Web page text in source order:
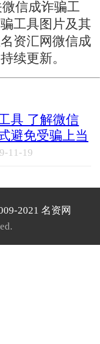
信成诈骗工
工具图片及其
资汇网微信成
续更新。
具 了解微信
避免受骗上当
11-19
2021 名资网